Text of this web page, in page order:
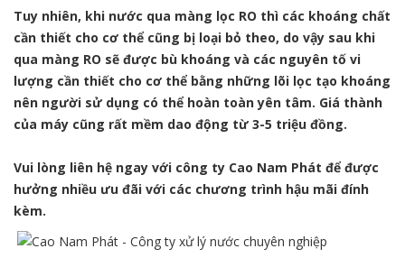
Tuy nhiên, khi nước qua màng lọc RO thì các khoáng chất
cần thiết cho cơ thể cũng bị loại bỏ theo, do vậy sau khi
qua màng RO sẽ được bù khoáng và các nguyên tố vi
lượng cần thiết cho cơ thể bằng những lõi lọc tạo khoáng
nên người sử dụng có thể hoàn toàn yên tâm. Giá thành
của máy cũng rất mềm dao động từ 3-5 triệu đồng.
Vui lòng liên hệ ngay với công ty Cao Nam Phát để được
hưởng nhiều ưu đãi với các chương trình hậu mãi đính
kèm.